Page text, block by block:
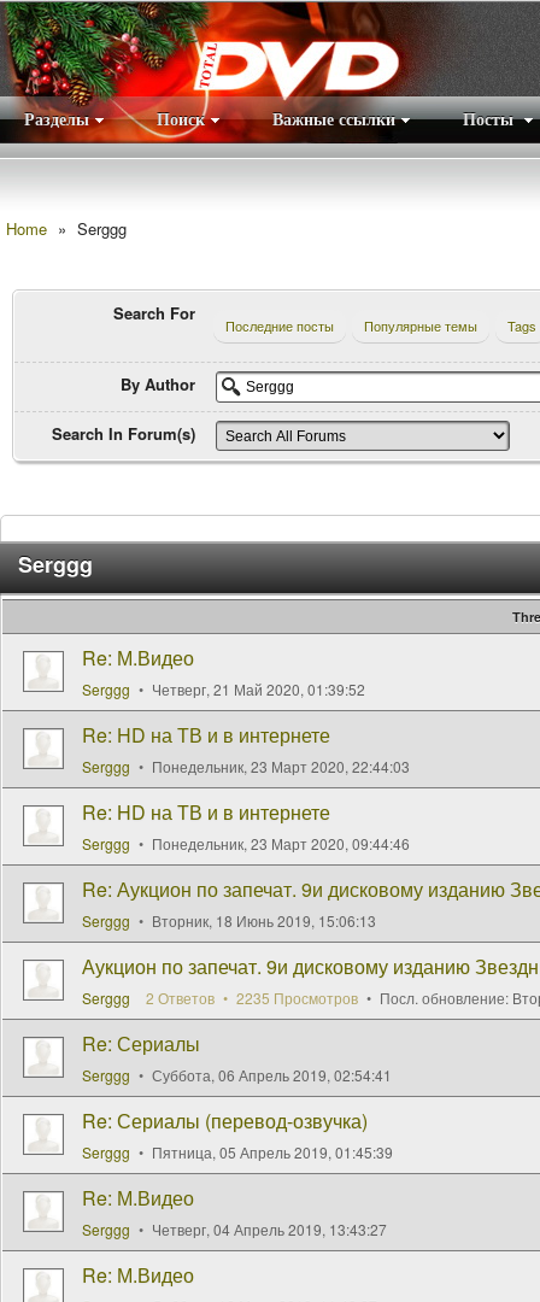
Разделы Поиск Важные ссылки Посты
Home » Serggg
Search For
Последние посты Популярные темы Tags
By Author
Search In Forum(s)
Serggg
Re: М.Видео
Serggg Четверг, 21 Май 2020, 01:39:52
Re: HD на ТВ и в интернете
Serggg Понедельник, 23 Март 2020, 22:44:03
Re: HD на ТВ и в интернете
Serggg Понедельник, 23 Март 2020, 09:44:46
Re: Аукцион по запечат. 9и дисковому изданию
Serggg Вторник, 18 Июнь 2019, 15:06:13
Аукцион по запечат. 9и дисковому изданию
Serggg 2 Ответов 2235 Просмотров Посл. обновление:
Re: Сериалы
Serggg Суббота, 06 Апрель 2019, 02:54:41
Re: Сериалы (перевод-озвучка)
Serggg Пятница, 05 Апрель 2019, 01:45:39
Re: М.Видео
Serggg Четверг, 04 Апрель 2019, 13:43:27
Re: М.Видео